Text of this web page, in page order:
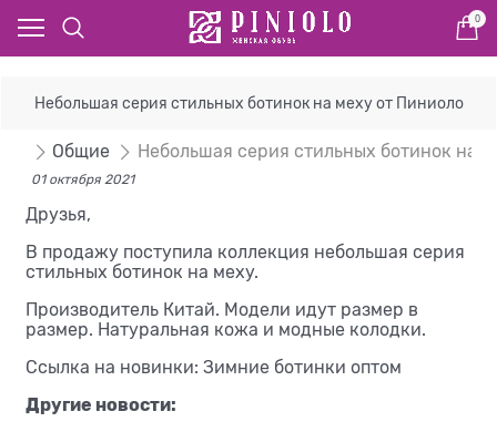
0
Небольшая серия стильных ботинок на меху от Пиниоло
Общие Небольшая серия стильных ботинок на
01 октября 2021
Друзья,
В продажу поступила коллекция небольшая серия
стильных ботинок на меху.
Производитель Китай. Модели идут размер в
размер. Натуральная кожа и модные колодки.
Ссылка на новинки: Зимние ботинки оптом
Другие новости: